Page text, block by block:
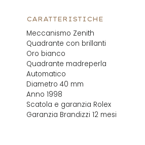
CARATTERISTICHE
Meccanismo Zenith
Quadrante con brillanti
Oro bianco
Quadrante madreperla
Automatico
Diametro 40 mm
Anno 1998
Scatola e garanzia Rolex
Garanzia Brandizzi 12 mesi